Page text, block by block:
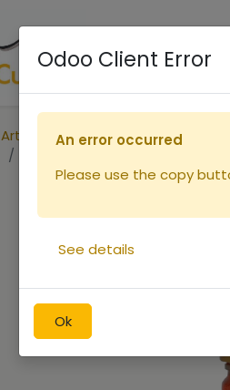
Accueil Boutique
Articles
Odoo Client Error
Ok
An error occurred
Please use the copy
See details